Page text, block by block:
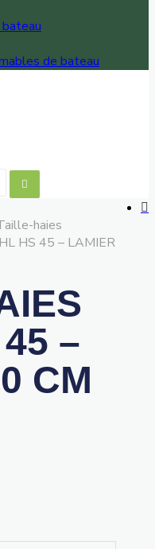
de bateau
haies
HS 45 – LAMIER
–
CM